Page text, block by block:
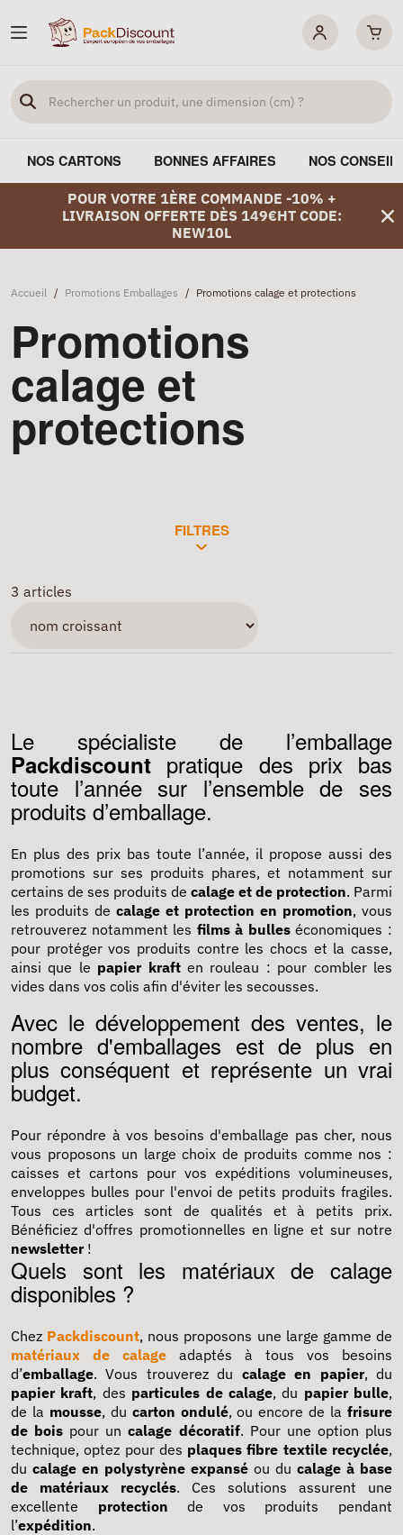
NOS CARTONS BONNES AFFAIRES NOS
POUR VOTRE 1ÈRE COMMANDE -10% +
LIVRAISON OFFERTE DÈS 149€HT CODE:
NEW10L
Accueil / Promotions Emballages / Promotions calage et protections
Promotions
calage et
protections
FILTRES
3 articles
Le spécialiste de l’emballage
Packdiscount pratique des prix bas
toute l’année sur l’ensemble de ses
produits d’emballage.
En plus des prix bas toute l’année, il propose aussi des
promotions sur ses produits phares, et notamment sur
certains de ses produits de calage et de protection. Parmi
les produits de calage et protection en promotion, vous
retrouverez notamment les films à bulleséconomiques :
pour protéger vos produits contre les chocs et la casse,
ainsi que le papier kraften rouleau : pour combler les
vides dans vos colis afin d'éviter les secousses.
Avec le développement des ventes, le
nombre d'emballages est de plus en
plus conséquent et représente un vrai
budget.
Pour répondre à vos besoins d'emballage pas cher, nous
vous proposons un large choix de produits comme nos :
caisses et cartons pour vos expéditions volumineuses,
enveloppes bulles pour l'envoi de petits produits fragiles.
Tous ces articles sont de qualités et à petits prix.
Bénéficiez d'offres promotionnelles en ligne et sur notre
newsletter !
Quels sont les matériaux de calage
disponibles ?
Chez Packdiscount, nous proposons une large gamme de
matériaux de calage adaptés à tous vos besoins
d’emballage. Vous trouverez du calage en papier, du
papier kraft, des particules de calage, du papier bulle,
de la mousse, du carton ondulé, ou encore de lafrisure
de bois pour uncalage décoratif. Pour une option plus
technique, optez pour des plaques fibre textile recyclée,
du calage en polystyrène expansé ou du calage à base
de matériaux recyclés. Ces solutions assurent une
excellente protection de vos produits pendant
l’expédition.